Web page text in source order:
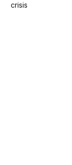
crisis